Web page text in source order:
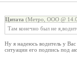
Цитата (Метро, ООО @
Там конечно был не
Ну я надеюсь водитель у
ситуации его подпись под